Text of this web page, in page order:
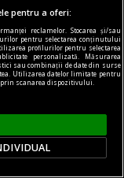
Au
pentru a oferi:
reclamelor. Stocarea și/sau
pentru selectarea conținutului
profilurilor pentru selectarea
personalizată. Măsurarea
sau combinații de date din surse
Utilizarea datelor limitate pentru
prin scanarea dispozitivului.